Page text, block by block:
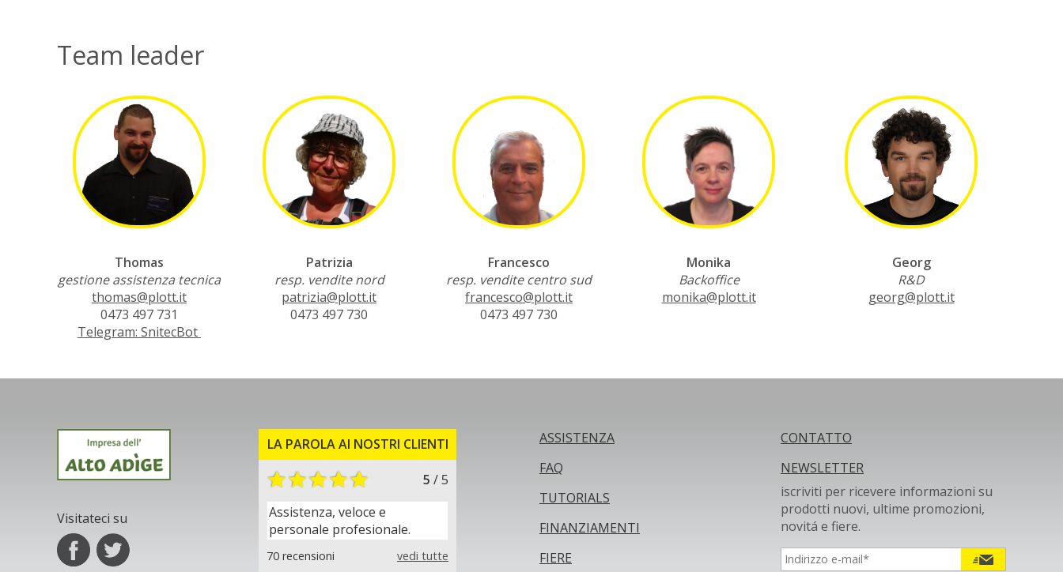
Team leader
Thomas
gestione assistenza tecnica
thomas@plott.it
0473 497 731
Telegram: SnitecBot
Patrizia
resp. vendite nord
patrizia@plott.it
0473 497 730
Francesco
resp. vendite centro sud
francesco@plott.it
0473 497 730
Monika
Backoffice
monika@plott.it
Georg
R&D
georg@plott.it
Visitateci su
LA PAROLA AI NOSTRI CLIENTI
5 / 5
Assistenza, veloce e
personale profesionale.
70 recensioni vedi tutte
ASSISTENZA
FAQ
TUTORIALS
FINANZIAMENTI
FIERE
CONTATTO
NEWSLETTER
iscriviti per ricevere informazioni su
prodotti nuovi, ultime promozioni,
novitá e fiere.